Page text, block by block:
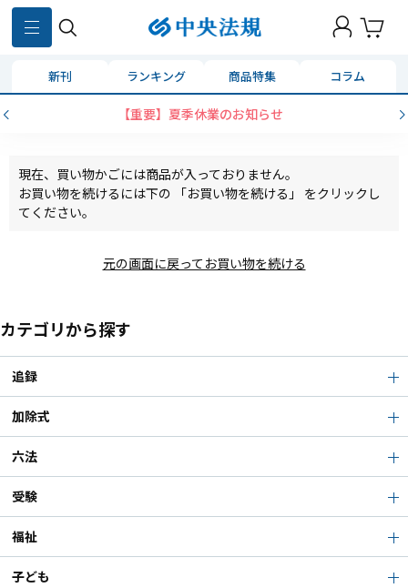
新刊 ランキング 商品特集 コラム
【重要】夏季休業のお知らせ
現在、買い物かごには商品が入っておりません。
お買い物を続けるには下の 「お買い物を続ける」 をクリックし
てください。
元の画面に戻ってお買い物を続ける
カテゴリから探す
追録
加除式
六法
受験
福祉
子ども